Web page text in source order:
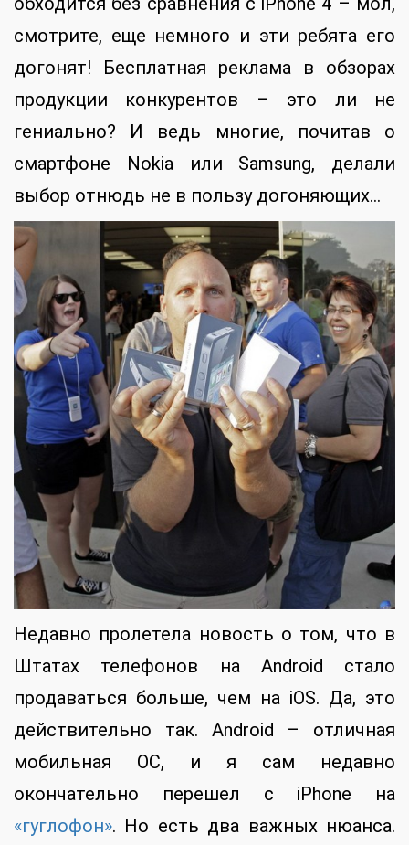
смотрите, еще немного и эти ребята его
догонят! Бесплатная реклама в обзорах
продукции конкурентов – это ли не
гениально? И ведь многие, почитав о
смартфоне Nokia или Samsung, делали
выбор отнюдь не в пользу догоняющих…
Недавно пролетела новость о том, что в
Штатах телефонов на Android стало
продаваться больше, чем на iOS. Да, это
действительно так. Android – отличная
мобильная ОС, и я сам недавно
окончательно перешел с iPhone на
«гуглофон». Но есть два важных нюанса.